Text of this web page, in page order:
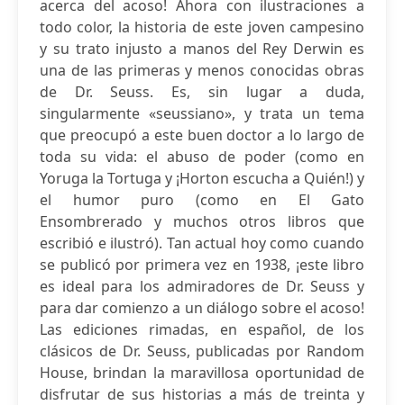
acerca del acoso! Ahora con ilustraciones a
todo color, la historia de este joven campesino
y su trato injusto a manos del Rey Derwin es
una de las primeras y menos conocidas obras
de Dr. Seuss. Es, sin lugar a duda,
singularmente «seussiano», y trata un tema
que preocupó a este buen doctor a lo largo de
toda su vida: el abuso de poder (como en
Yoruga la Tortuga y ¡Horton escucha a Quién!) y
el humor puro (como en El Gato
Ensombrerado y muchos otros libros que
escribió e ilustró). Tan actual hoy como cuando
se publicó por primera vez en 1938, ¡este libro
es ideal para los admiradores de Dr. Seuss y
para dar comienzo a un diálogo sobre el acoso!
Las ediciones rimadas, en español, de los
clásicos de Dr. Seuss, publicadas por Random
House, brindan la maravillosa oportunidad de
disfrutar de sus historias a más de treinta y